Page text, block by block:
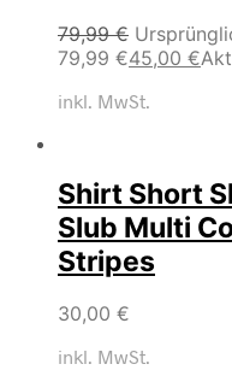
79,99€
79,99 €45,00 €
inkl. MwSt.
Shirt Short
Slub Multi
Stripes
30,00 €
inkl. MwSt.